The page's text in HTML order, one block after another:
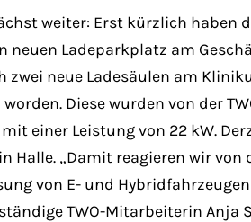
weiter: Erst kürzlich haben
neuen Ladeparkplatz am
zwei neue Ladesäulen am
Diese wurden von der
einer Leistung von 22 kW.
„Damit reagieren wir von
von E- und
TWO-Mitarbeiterin Anja